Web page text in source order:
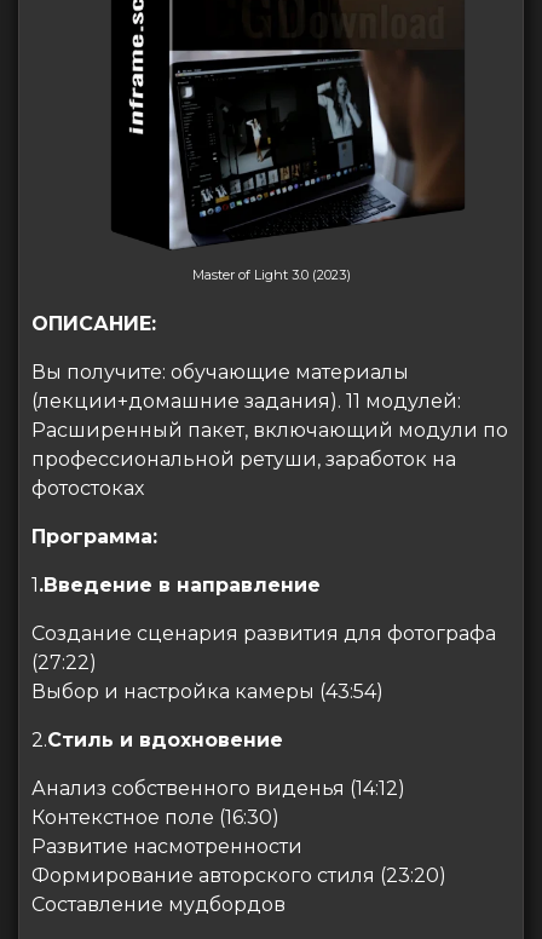
Master of Light 3.0 (2023)
ОПИСАНИЕ:
Вы получите: обучающие материалы
(лекции+домашние задания). 11 модулей:⠀
Расширенный пакет, включающий модули по
профессиональной ретуши, заработок на
фотостоках
Программа:
1.Введение в направление
Создание сценария развития для фотографа
(27:22)
Выбор и настройка камеры (43:54)
2.Стиль и вдохновение
Анализ собственного виденья (14:12)
Контекстное поле (16:30)
Развитие насмотренности
Формирование авторского стиля (23:20)
Составление мудбордов